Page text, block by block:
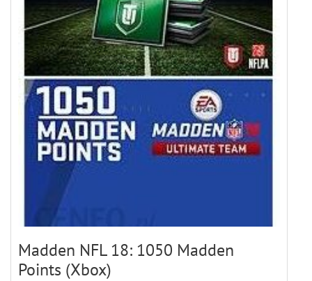
Madden NFL 18: 1050 Madden
Points (Xbox)